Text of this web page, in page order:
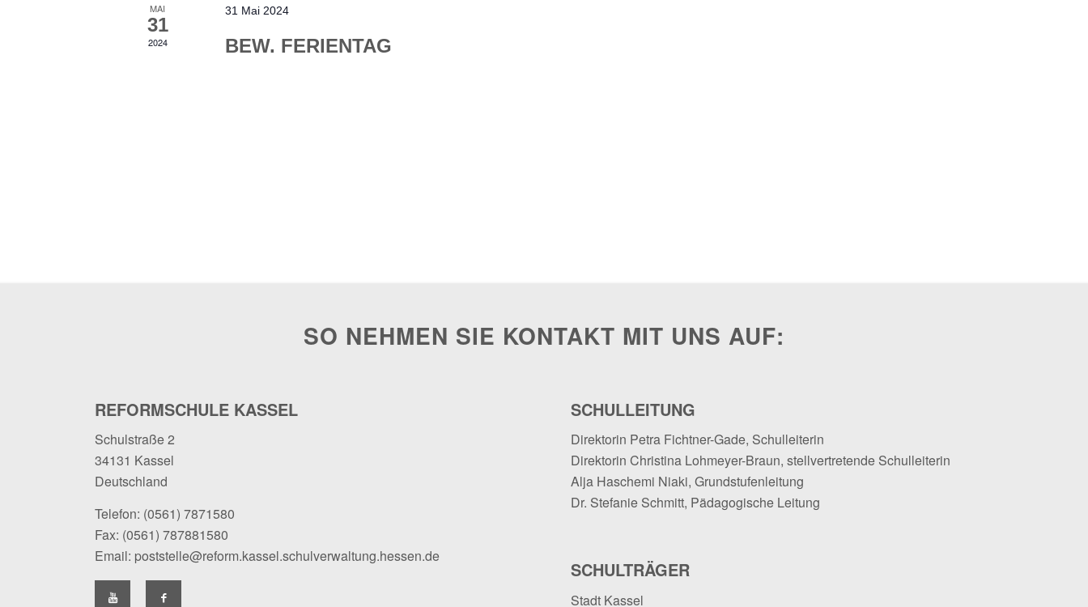
MAI
31
2024
31 Mai 2024
BEW. FERIENTAG
SO NEHMEN SIE KONTAKT MIT UNS AUF:
REFORMSCHULE KASSEL
Schulstraße 2
34131 Kassel
Deutschland
Telefon: (0561) 7871580
Fax: (0561) 787881580
Email: poststelle@reform.kassel.schulverwaltung.hessen.de
SCHULLEITUNG
Direktorin Petra Fichtner-Gade, Schulleiterin
Direktorin Christina Lohmeyer-Braun, stellvertretende Schulleiterin
Alja Haschemi Niaki, Grundstufenleitung
Dr. Stefanie Schmitt, Pädagogische Leitung
SCHULTRÄGER
Stadt Kassel